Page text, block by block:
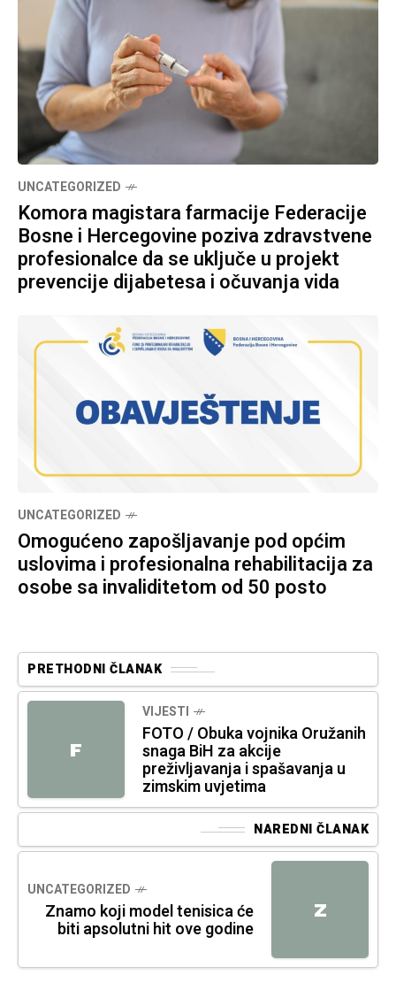
UNCATEGORIZED
Komora magistara farmacije Federacije
Bosne i Hercegovine poziva zdravstvene
profesionalce da se uključe u projekt
prevencije dijabetesa i očuvanja vida
UNCATEGORIZED
Omogućeno zapošljavanje pod općim
uslovima i profesionalna rehabilitacija za
osobe sa invaliditetom od 50 posto
PRETHODNI ČLANAK
F
VIJESTI
FOTO / Obuka vojnika Oružanih
snaga BiH za akcije
preživljavanja i spašavanja u
zimskim uvjetima
NAREDNI ČLANAK
Z
UNCATEGORIZED
Znamo koji model tenisica će
biti apsolutni hit ove godine